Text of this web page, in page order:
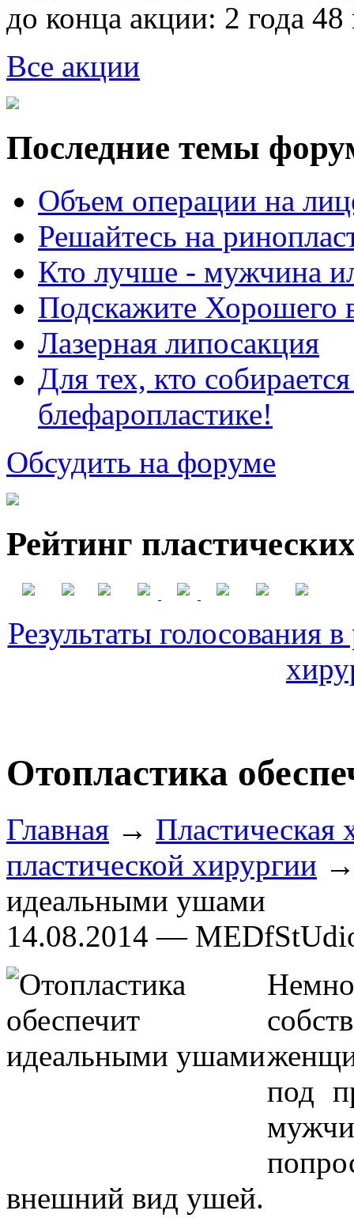
до конца акции: 2 года 48
Все акции
Последние темы
Объем операции на
Решайтесь на
Кто лучше - мужчина
Подскажите Хорошего
Лазерная липосакция
Для тех, кто
блефаропластике!
Обсудить на форуме
Рейтинг
Результаты голосования
Отопластика
Главная → Пластическая
пластической хирургии →
идеальными ушами
14.08.2014 —
под
внешний вид ушей.